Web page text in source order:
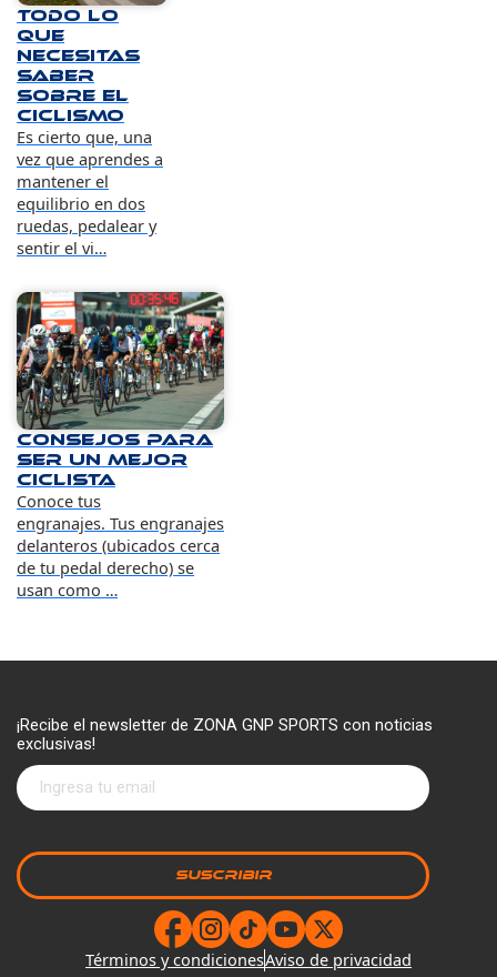
Todo lo
que
necesitas
saber
sobre el
ciclismo
Es cierto que, una
vez que aprendes a
mantener el
equilibrio en dos
ruedas, pedalear y
sentir el vi…
Consejos para
ser un mejor
ciclista
Conoce tus
engranajes. Tus engranajes
delanteros (ubicados cerca
de tu pedal derecho) se
usan como …
¡Recibe el newsletter de ZONA GNP SPORTS con noticias
exclusivas!
Términos y condicionesAviso de privacidad